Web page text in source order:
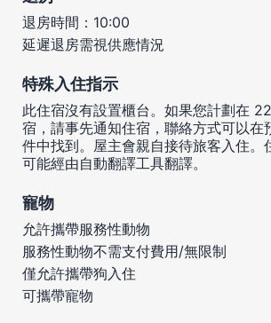
退房時間：10:00
延遲退房需視供應情況
特殊入住指示
此住宿沒有設置櫃台。如果您計劃在
宿，請事先通知住宿，聯絡方式可以在
件中找到。屋主會親自接待旅客入住。
可能經由自動翻譯工具翻譯。
寵物
允許攜帶服務性動物
服務性動物不需支付費用/無限制
僅允許攜帶狗入住
可攜帶寵物